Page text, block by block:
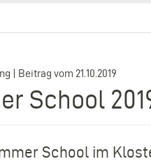
| Beitrag vom 21.10.2019
School
School im